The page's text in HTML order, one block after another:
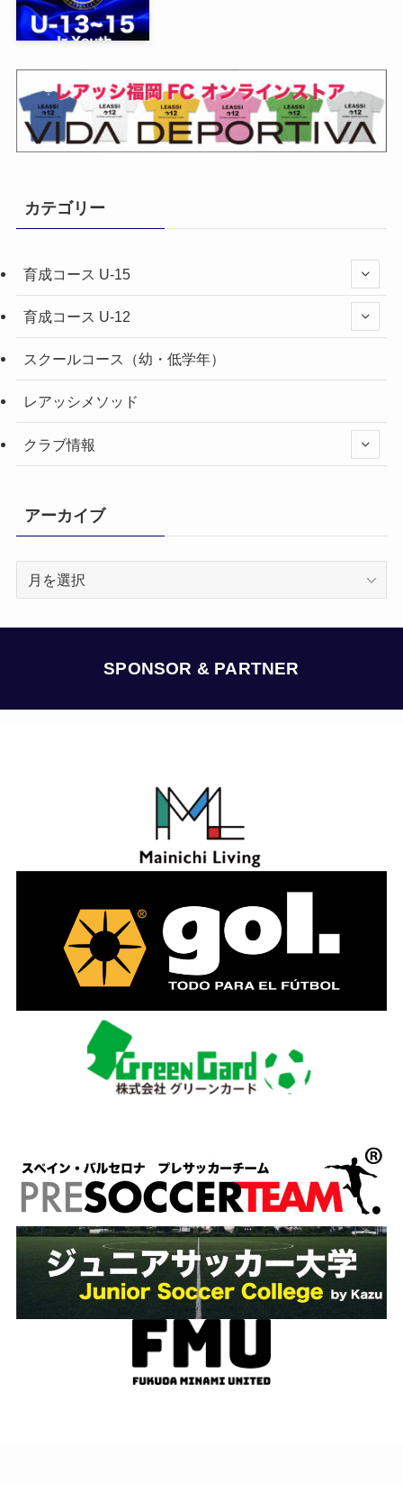
カテゴリー
育成コース U-15
育成コース U-12
スクールコース（幼・低学年）
レアッシメソッド
クラブ情報
アーカイブ
SPONSOR & PARTNER